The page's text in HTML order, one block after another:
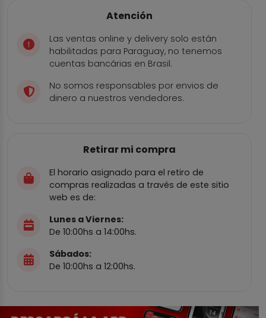
Atención
Las ventas online y delivery solo están
habilitadas para Paraguay, no tenemos
cuentas bancárias en Brasil.
No somos responsables por envios de
dinero a nuestros vendedores.
Retirar mi compra
El horario asignado para el retiro de
compras realizadas a través de este sitio
web es de:
Lunes a Viernes:
De 10:00hs a 14:00hs.
Sábados:
De 10:00hs a 12:00hs.